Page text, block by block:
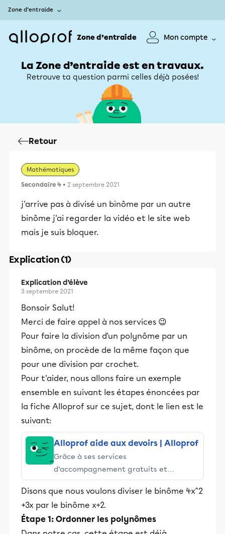
Zone d’entraide
Zone d’entraide Mon compte
La Zone d’entraide est en travaux.
Retrouve ta question parmi celles déjà posées!
Retour
Mathématiques
Secondaire 4 • 2 septembre 2021
j'arrive pas à divisé un binôme par un autre
binôme j'ai regarder la vidéo et le site web
mais je suis bloquer.
Explication (1)
Explication d’élève
3 septembre 2021
Bonsoir Salut!
Merci de faire appel à nos services 😉
Pour faire la division d'un polynôme par un
binôme, on procède de la même façon que
pour une division par crochet.
Pour t'aider, nous allons faire un exemple
ensemble en suivant les étapes énoncées par
la fiche Alloprof sur ce sujet, dont le lien est le
suivant:
Alloprof aide aux devoirs | Alloprof
Grâce à ses services
d’accompagnement gratuits et
stimulants, Alloprof engage les élèves
et leurs parents dans la réussite
éducative.
Disons que nous voulons diviser le binôme 4x^2
+3x par le binôme x+2.
Étape 1: Ordonner les polynômes